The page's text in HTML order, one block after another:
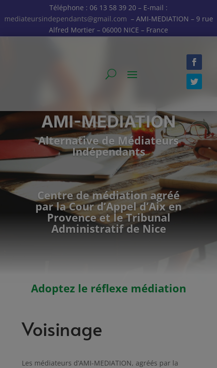
Téléphone : 06 13 58 39 20 – E-mail :
mediateursindependants@gmail.com – AMI-MEDIATION – 9 rue
Alfred Mortier – 06000 NICE – France
AMI-MEDIATION
Alternative de Médiateurs
Indépendants
Centre de médiation agréé
par la Cour d’Appel d’Aix en
Provence et le Tribunal
Administratif de Nice
Adoptez le réflexe médiation
Voisinage
Les médiateurs d’AMI-MEDIATION, agréés par la